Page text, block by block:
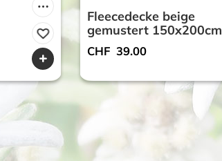
Fleecedecke beige
gemustert 150x200cm
CHF 39.00